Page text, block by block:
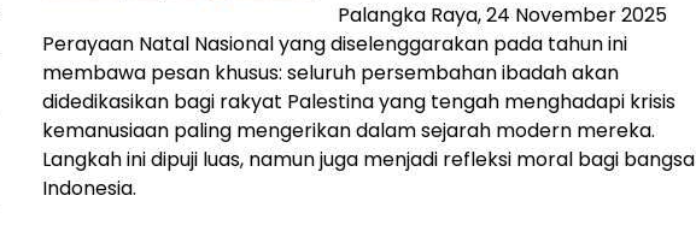
Palangka Raya, 24 November 2025
Perayaan Natal Nasional yang diselenggarakan pada tahun ini
membawa pesan khusus: seluruh persembahan ibadah akan
didedikasikan bagi rakyat Palestina yang tengah menghadapi krisis
kemanusiaan paling mengerikan dalam sejarah modern mereka.
Langkah ini dipuji luas, namun juga menjadi refleksi moral bagi bangsa
Indonesia.